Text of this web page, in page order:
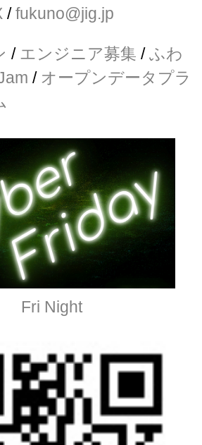
/fukuno@jig.jp
/ エンジニア募集 /ふわ
/ オープンデータプラ
Fri Night